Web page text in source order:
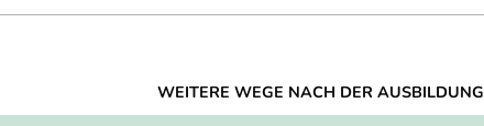
WEITERE WEGE NACH DER AUSBILDUNG